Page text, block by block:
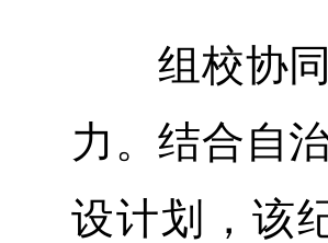
组校协同
力。结合自
设计划，该